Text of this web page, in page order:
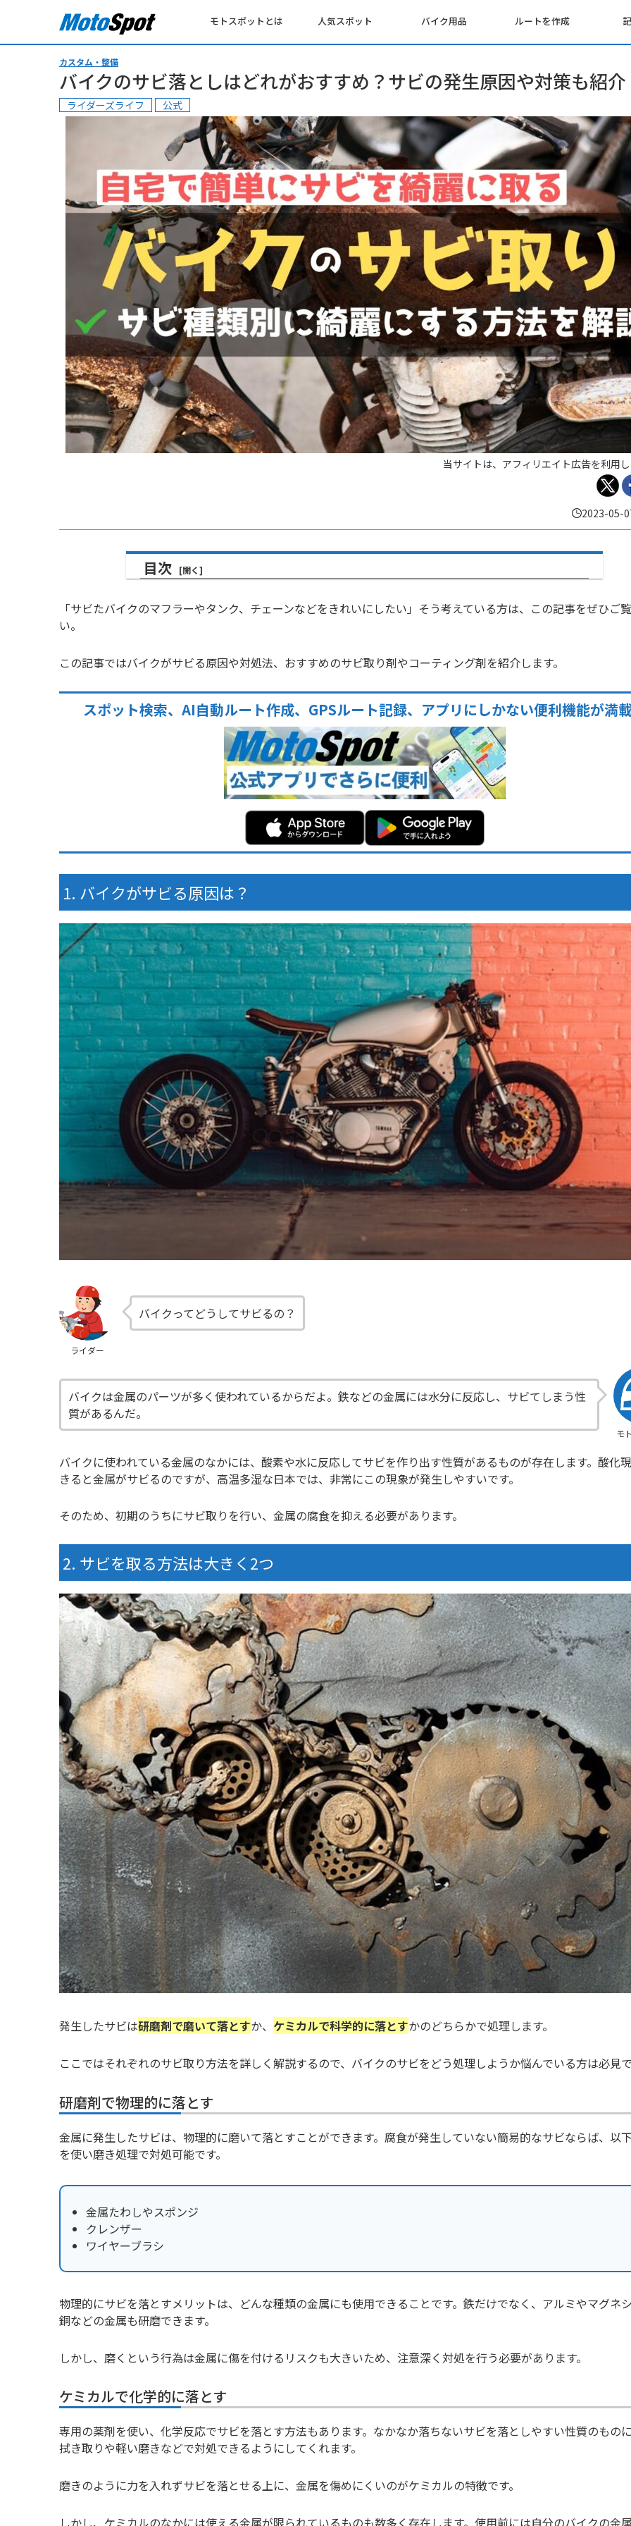
モトスポットとは 人気スポット バイク用品 ルートを作成
カスタム・整備
バイクのサビ落としはどれがおすすめ？サビの発生原因や対策も紹介
ライダーズライフ 公式
当サイトは、アフィリエイト広告を利用
2023-05-
目次
「サビたバイクのマフラーやタンク、チェーンなどをきれいにしたい」そう考えている方は、この記事をぜひご
い。
この記事ではバイクがサビる原因や対処法、おすすめのサビ取り剤やコーティング剤を紹介します。
スポット検索、AI自動ルート作成、GPSルート記録、アプリにしかない便利機能が満
バイクがサビる原因は？
ライダー
バイクってどうしてサビるの？
モ
バイクは金属のパーツが多く使われているからだよ。鉄などの金属には水分に反応し、サビてしまう性
質があるんだ。
バイクに使われている金属のなかには、酸素や水に反応してサビを作り出す性質があるものが存在します。酸化
きると金属がサビるのですが、高温多湿な日本では、非常にこの現象が発生しやすいです。
そのため、初期のうちにサビ取りを行い、金属の腐食を抑える必要があります。
サビを取る方法は大きく2つ
発生したサビは研磨剤で磨いて落とすか、 ケミカルで科学的に落とすかのどちらかで処理します。
ここではそれぞれのサビ取り方法を詳しく解説するので、バイクのサビをどう処理しようか悩んでいる方は必見
研磨剤で物理的に落とす
金属に発生したサビは、物理的に磨いて落とすことができます。腐食が発生していない簡易的なサビならば、以
を使い磨き処理で対処可能です。
金属たわしやスポンジ
クレンザー
ワイヤーブラシ
物理的にサビを落とすメリットは、どんな種類の金属にも使用できることです。鉄だけでなく、アルミやマグネ
銅などの金属も研磨できます。
しかし、磨くという行為は金属に傷を付けるリスクも大きいため、注意深く対処を行う必要があります。
ケミカルで化学的に落とす
専用の薬剤を使い、化学反応でサビを落とす方法もあります。なかなか落ちないサビを落としやすい性質のもの
拭き取りや軽い磨きなどで対処できるようにしてくれます。
磨きのように力を入れずサビを落とせる上に、金属を傷めにくいのがケミカルの特徴です。
しかし、ケミカルのなかには使える金属が限られているものも数多く存在します。使用前には自分のバイクの金